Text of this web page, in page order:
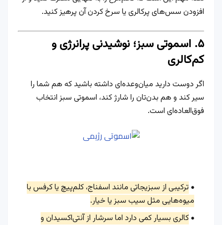
افزودن سس‌های پرکالری یا سرخ کردن آن پرهیز کنید.
۵. اسموتی سبز؛ نوشیدنی پرانرژی و
کم‌کالری
اگر دوست دارید میان‌وعده‌ای داشته باشید که هم شما را
سیر کند و هم بدن‌تان را شارژ کند، اسموتی سبز انتخاب
فوق‌العاده‌ای است.
ترکیبی از سبزیجاتی مانند اسفناج، کلم‌پیچ یا کرفس با
میوه‌هایی مثل سیب سبز یا خیار.
کالری بسیار کمی دارد اما سرشار از آنتی‌اکسیدان و